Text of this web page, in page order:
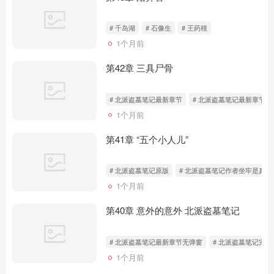
# 千岛湖 # 石像生 # 王药根
1个月前
第42章 三具尸骨
# 北派盗墓笔记最新章节 # 北派盗墓笔记最新章节无
1个月前
第41章 “五个小人儿”
# 北派盗墓笔记原版 # 北派盗墓笔记作者坐牢是真的
1个月前
第40章 意外的意外 北派盗墓笔记
# 北派盗墓笔记最新章节无弹窗 # 北派盗墓笔记完结
1个月前